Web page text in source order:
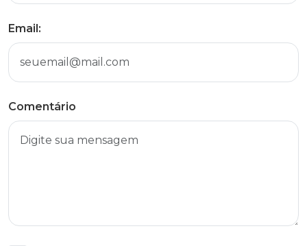
Email:
Comentário